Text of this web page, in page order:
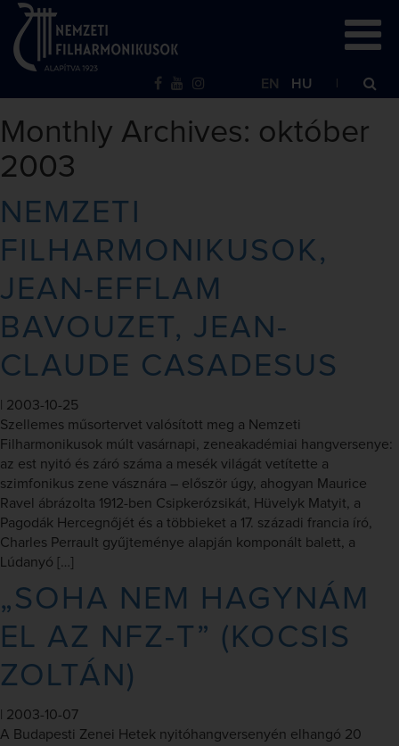
EN HU
Monthly Archives: október
2003
NEMZETI
FILHARMONIKUSOK,
JEAN-EFFLAM
BAVOUZET, JEAN-
CLAUDE CASADESUS
2003-10-25
Szellemes műsortervet valósított meg a Nemzeti
Filharmonikusok múlt vasárnapi, zeneakadémiai hangversenye:
az est nyitó és záró száma a mesék világát vetítette a
szimfonikus zene vásznára – először úgy, ahogyan Maurice
Ravel ábrázolta 1912-ben Csipkerózsikát, Hüvelyk Matyit, a
Pagodák Hercegnőjét és a többieket a 17. századi francia író,
Charles Perrault gyűjteménye alapján komponált balett, a
Lúdanyó […]
„SOHA NEM HAGYNÁM
EL AZ NFZ-T” (KOCSIS
ZOLTÁN)
2003-10-07
A Budapesti Zenei Hetek nyitóhangversenyén elhangó 20